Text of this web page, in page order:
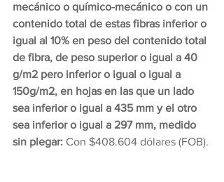
mecánico o químico-mecánico o con un
contenido total de estas fibras inferior o
igual al 10% en peso del contenido total
de fibra, de peso superior o igual a 40
g/m2 pero inferior o igual o igual a
150g/m2, en hojas en las que un lado
sea inferior o igual a 435 mm y el otro
sea inferior o igual a 297 mm, medido
sin plegar: Con $408.604 dólares (FOB).